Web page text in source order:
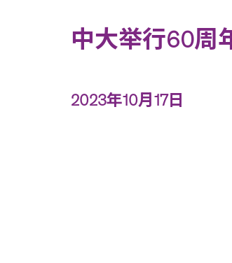
中大举行60周
2023年10月17日